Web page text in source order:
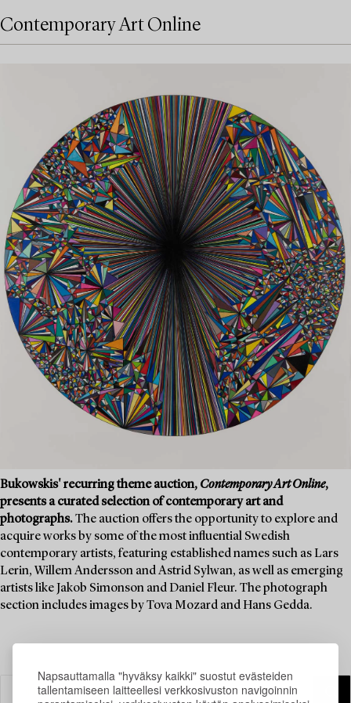
Napsauttamalla "hyväksy kaikki" suostut evästeiden
tallentamiseen laitteellesi verkkosivuston navigoinnin
Contemporary Art Online
Bukowskis' recurring theme auction, Contemporary Art Online,
presents a curated selection of contemporary art and
photographs.The auction offers the opportunity to explore and
acquire works by some of the most influential Swedish
contemporary artists, featuring established names such as Lars
Lerin, Willem Andersson and Astrid Sylwan, as well as emerging
artists like Jakob Simonson and Daniel Fleur. The photograph
section includes images by Tova Mozard and Hans Gedda.